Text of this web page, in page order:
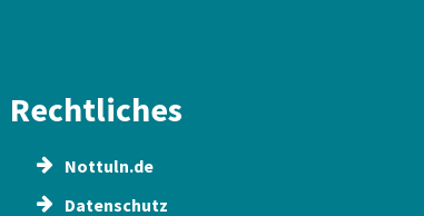
Rechtliches
Nottuln.de
Datenschutz